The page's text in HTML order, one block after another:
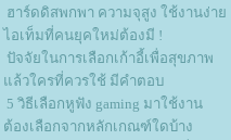
ฮาร์ดดิสพกพา ความจุสูง ใช้งานง่า
ไอเท็มที่คนยุคใหม่ต้องมี !
ปัจจัยในการเลือกเก้าอี้เพื่อสุขภาพ
ล้วใครที่ควรใช้ มีคำตอบ
5 วิธีเลือกหูฟัง gaming มาใช้งาน
ต้องเลือกจากหลักเกณฑ์ใดบ้าง